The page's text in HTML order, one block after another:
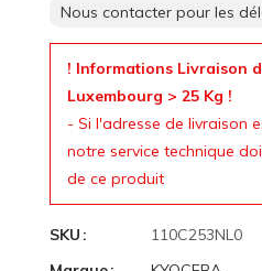
Nous contacter pour les
! Informations Livraison
Luxembourg > 25 Kg !
- Si l'adresse de livraison
notre service technique
de ce produit
SKU
110C253NL0